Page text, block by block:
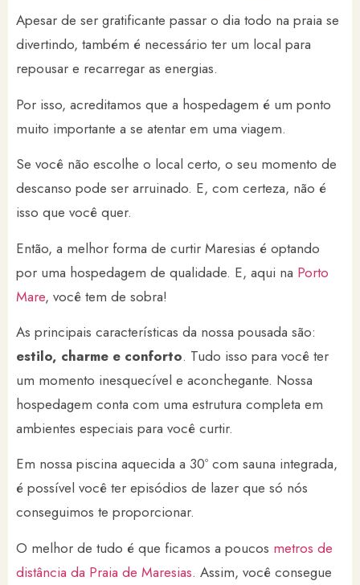
Apesar de ser gratificante passar o dia todo na praia se
divertindo, também é necessário ter um local para
repousar e recarregar as energias.
Por isso, acreditamos que a hospedagem é um ponto
muito importante a se atentar em uma viagem.
Se você não escolhe o local certo, o seu momento de
descanso pode ser arruinado. E, com certeza, não é
isso que você quer.
Então, a melhor forma de curtir Maresias é optando
por uma hospedagem de qualidade. E, aqui na Porto
Mare, você tem de sobra!
As principais características da nossa pousada são:
estilo, charme e conforto. Tudo isso para você ter
um momento inesquecível e aconchegante. Nossa
hospedagem conta com uma estrutura completa em
ambientes especiais para você curtir.
Em nossa piscina aquecida a 30º com sauna integrada,
é possível você ter episódios de lazer que só nós
conseguimos te proporcionar.
O melhor de tudo é que ficamos a poucos metros de
distância da Praia de Maresias. Assim, você consegue